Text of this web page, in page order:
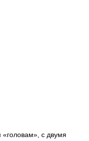
с двумя